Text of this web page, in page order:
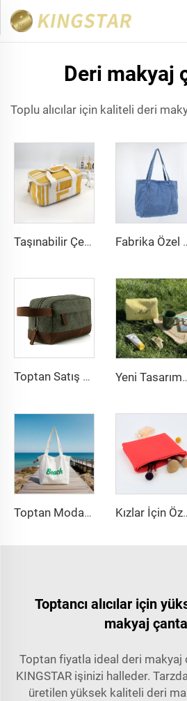
Deri makyaj
Toplu alıcılar için kaliteli deri
Taşınabilir Çevre Dostu Yeniden Kullanılabilir Yetişkinler Pamuklu İzoleli Öğle Yemeği Çantası Fermuarlı Ayarlanabilir Omuz Kayışı Kadınlar İçin Soğutucu Tote Plaj Çantası Fabrika Özel Büyük Mavi Kot
Toptan Satış Yetişkin Erkekler İçin Yeşil Kanvas Kozmetik Tuvalet Çantası Özel Olarak Yıkanmış Kanvas Seyahat Tuvalet Çantası Erkekler İçin Yeni Tasarımcı Waffle Makyaj Çantası, Kadınlar İçin
Toptan Moda Yaz Su Geçirmez Büyük Kanvas Plaj Tote Çantası Kadın İçin Tatil Alışveriş Kızlar İçin Özel Neon Alet Çantası
Toptancı alıcılar için
makyaj
Toptan fiyatla ideal deri makyaj
KINGSTAR işinizi halleder.
üretilen yüksek kaliteli deri